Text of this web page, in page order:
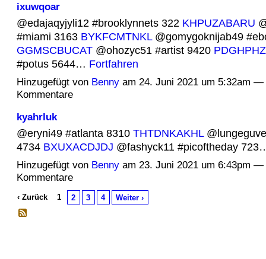
ixuwqoar
@edajaqyjyli12 #brooklynnets 322 KHPUZABARU
#miami 3163 BYKFCMTNKL@gomygoknijab49
GGMSCBUCAT@ohozyc51 #artist 9420
#potus 5644… Fortfahren
Hinzugefügt von Bennyam 24. Juni 2021 um 5:32am —
Kommentare
kyahrluk
@eryni49 #atlanta 8310 THTDNKAKHL
4734 BXUXACDJDJ @fashyck11 #picoftheday
Hinzugefügt von Bennyam 23. Juni 2021 um 6:43pm —
Kommentare
‹ Zurück 1 2 3 4 Weiter ›